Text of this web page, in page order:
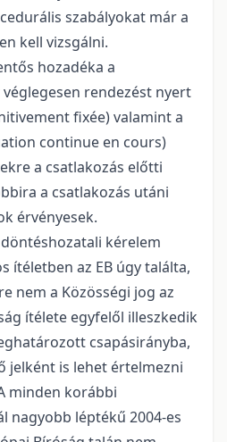
szabályokat már a
kell vizsgálni.
hozadéka a
rendezést nyert
fixée) valamint a
continue en cours)
a csatlakozás előtti
a csatlakozás utáni
érvényesek.
kérelem
ítéletben az EB úgy találta,
nem a Közösségi jog az
ítélete egyfelől illeszkedik
csapásirányba,
jelként is lehet értelmezni
minden korábbi
nagyobb léptékű 2004-es